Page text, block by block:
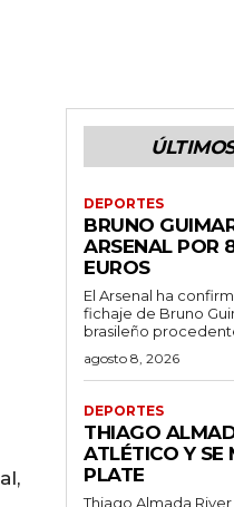
DEPORTES
BRUNO
ARSENAL POR
EUROS
El Arsenal ha
fichaje de Bruno
brasileño
agosto 8, 2026
DEPORTES
THIAGO
ATLÉTICO Y SE
PLATE
Thiago Almada